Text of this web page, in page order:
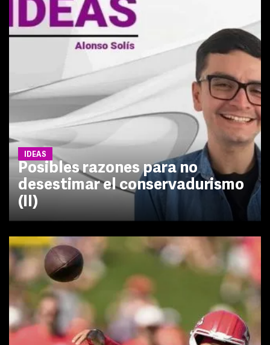
IDEAS
Posibles razones para no
desestimar el conservadurismo
(II)